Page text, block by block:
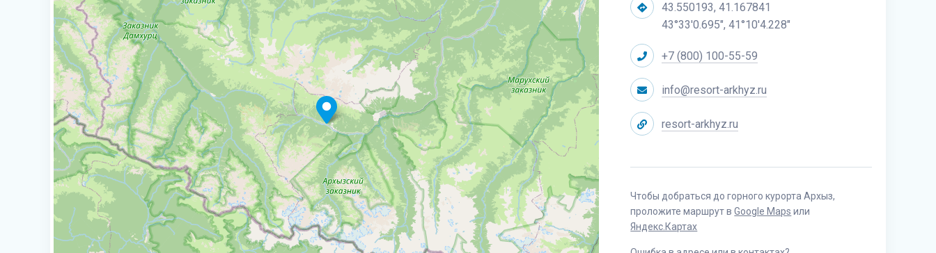
43.550193, 41.167841
43°33'0.695", 41°10'4.228"
+7 (800) 100-55-59
info@resort-arkhyz.ru
resort-arkhyz.ru
Чтобы добраться до горного курорта Архыз,
проложите маршрут вGoogle Maps или
Яндекс.Картах